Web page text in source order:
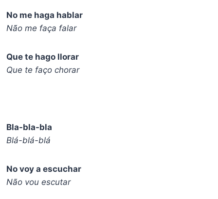
No me haga hablar
Não me faça falar
Que te hago llorar
Que te faço chorar
Bla-bla-bla
Blá-blá-blá
No voy a escuchar
Não vou escutar